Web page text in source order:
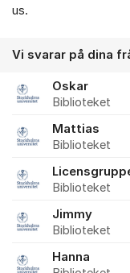
us.
Vi svarar på dina
Oskar
Biblioteket
Mattias
Biblioteket
Biblioteket
Jimmy
Biblioteket
Hanna